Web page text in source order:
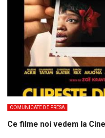
COMUNICATE DE PRESA
Ce filme noi vedem la